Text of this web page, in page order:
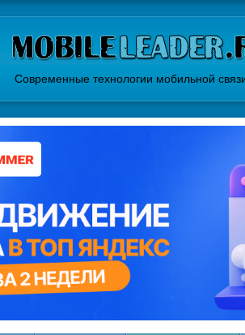
Современные технологии мобильной